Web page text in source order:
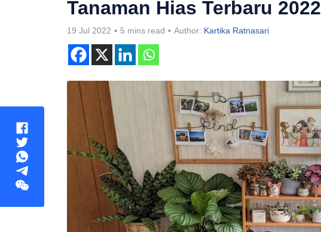
Tanaman Hias Terbaru 2022
19 Jul 2022 5 mins read Author: Kartika Ratnasari